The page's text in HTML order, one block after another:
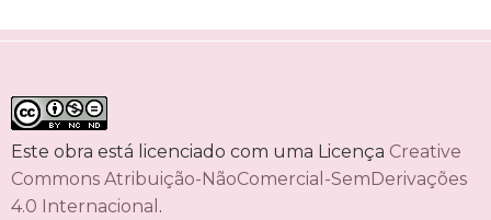
Este obra está licenciado com uma Licença Creative
Commons Atribuição-NãoComercial-SemDerivações
4.0 Internacional .